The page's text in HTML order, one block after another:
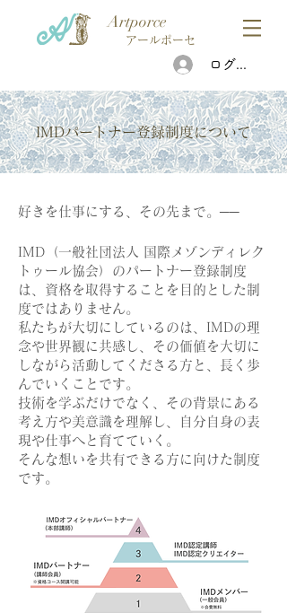
アールポーセ
Artporce
ログイン
IMDパートナー登録制度について
好きを仕事にする、その先まで。──
IMD（一般社団法人 国際メゾンディレク
トゥール協会）のパートナー登録制度
は、資格を取得することを目的とした制
度ではありません。
私たちが大切にしているのは、IMDの理
念や世界観に共感し、その価値を大切に
しながら活動してくださる方と、長く歩
んでいくことです。
技術を学ぶだけでなく、その背景にある
考え方や美意識を理解し、自分自身の表
現や仕事へと育てていく。
そんな想いを共有できる方に向けた制度
です。